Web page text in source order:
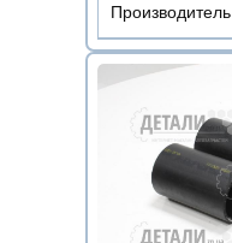
Производитель